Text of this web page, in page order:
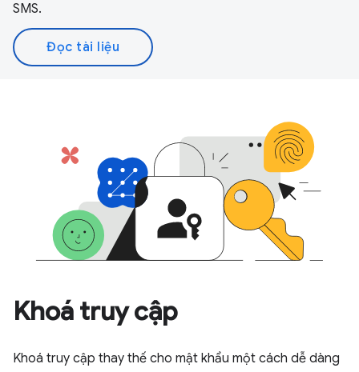
SMS.
Đọc tài liệu
Khoá truy cập
Khoá truy cập thay thế cho mật khẩu một cách dễ dàng